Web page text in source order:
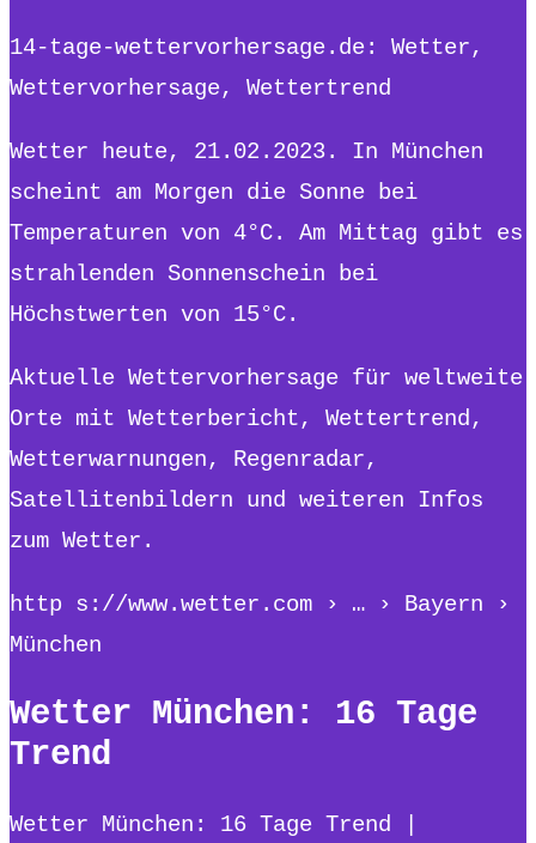
14-tage-wettervorhersage.de: Wetter,
Wettervorhersage, Wettertrend
Wetter heute, 21.02.2023. In München
scheint am Morgen die Sonne bei
Temperaturen von 4°C. Am Mittag gibt es
strahlenden Sonnenschein bei
Höchstwerten von 15°C.
Aktuelle Wettervorhersage für weltweite
Orte mit Wetterbericht, Wettertrend,
Wetterwarnungen, Regenradar,
Satellitenbildern und weiteren Infos
zum Wetter.
http s://www.wetter.com › … › Bayern ›
München
Wetter München: 16 Tage
Trend
Wetter München: 16 Tage Trend |